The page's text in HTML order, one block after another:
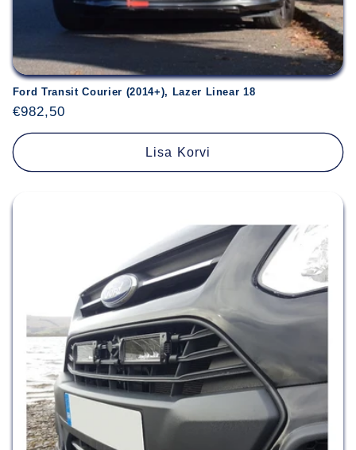
Ford Transit Courier (2014+), Lazer Linear 18
Hind
€982,50
Lisa Korvi
Sisselogimine on vajalik
soovinimekirja ja vaadata oma eelnevalt
salvestatud esemeid.
Sisselogimine